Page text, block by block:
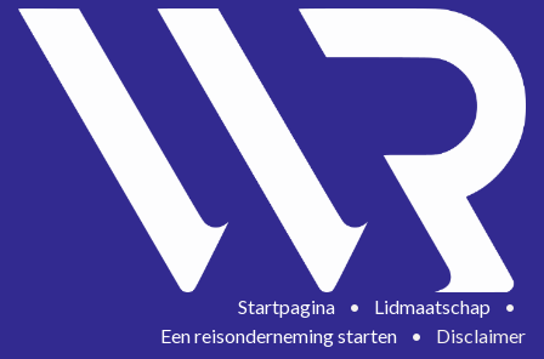
Startpagina • Lidmaatschap
•
Een reisonderneming starten
• Disclaimer